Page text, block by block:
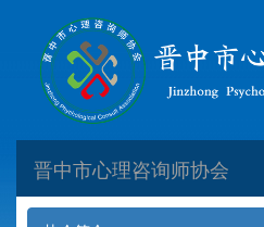
晋中市心理咨询师协会